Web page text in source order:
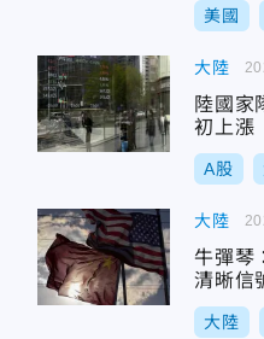
美國
大陸
陸國家
初上
A股
大陸
牛彈琴
清晰信
大陸